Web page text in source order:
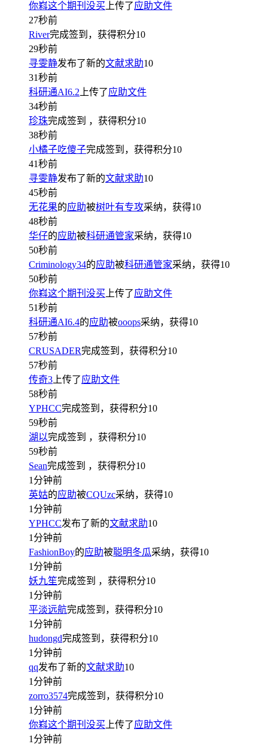
你嵙这个期刊没买 上传了应助文件
27秒前
River完成签到，获得积分10
29秒前
寻雯静发布了新的文献求助10
31秒前
科研通AI6.2 上传了应助文件
34秒前
珍珠完成签到 ，获得积分10
38秒前
小橘子吃傻子完成签到，获得积分10
41秒前
寻雯静发布了新的文献求助10
45秒前
无花果的应助被树叶有专攻采纳，获得10
48秒前
华仔的应助被科研通管家采纳，获得10
50秒前
Criminology34的应助被科研通管家采纳，获得10
50秒前
你嵙这个期刊没买 上传了应助文件
51秒前
科研通AI6.4的应助被ooops采纳，获得10
57秒前
CRUSADER完成签到，获得积分10
57秒前
传奇3 上传了应助文件
58秒前
YPHCC完成签到，获得积分10
59秒前
湖以完成签到 ，获得积分10
59秒前
Sean完成签到 ，获得积分10
1分钟前
英姑的应助被CQUzc采纳，获得10
1分钟前
YPHCC发布了新的文献求助10
1分钟前
FashionBoy的应助被聪明冬瓜采纳，获得10
1分钟前
妖九笙完成签到 ，获得积分10
1分钟前
平淡远航完成签到，获得积分10
1分钟前
hudongd完成签到，获得积分10
1分钟前
qq发布了新的文献求助10
1分钟前
zorro3574完成签到，获得积分10
1分钟前
你嵙这个期刊没买 上传了应助文件
1分钟前